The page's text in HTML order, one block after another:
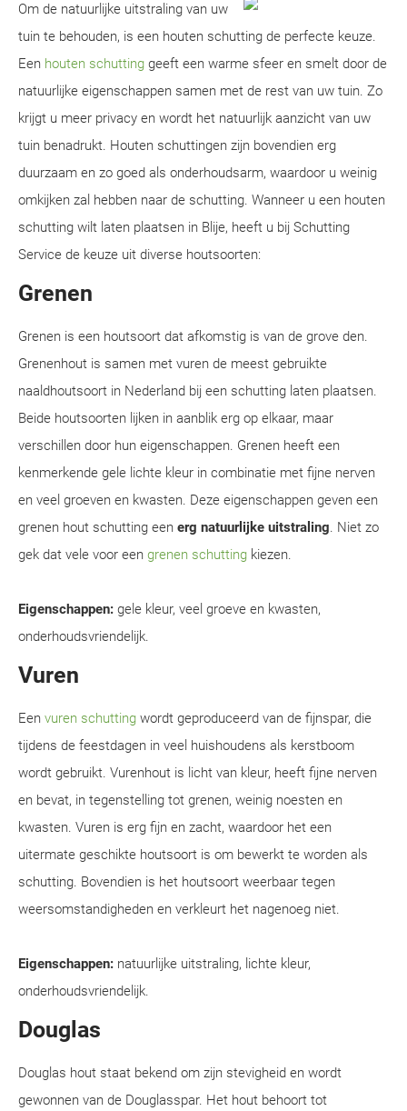
Om de natuurlijke uitstraling van uw
tuin te behouden, is een houten schutting de perfecte keuze.
Een houten schutting geeft een warme sfeer en smelt door de
natuurlijke eigenschappen samen met de rest van uw tuin. Zo
krijgt u meer privacy en wordt het natuurlijk aanzicht van uw
tuin benadrukt. Houten schuttingen zijn bovendien erg
duurzaam en zo goed als onderhoudsarm, waardoor u weinig
omkijken zal hebben naar de schutting. Wanneer u een houten
schutting wilt laten plaatsen in Blije, heeft u bij Schutting
Service de keuze uit diverse houtsoorten:
Grenen
Grenen is een houtsoort dat afkomstig is van de grove den.
Grenenhout is samen met vuren de meest gebruikte
naaldhoutsoort in Nederland bij een schutting laten plaatsen.
Beide houtsoorten lijken in aanblik erg op elkaar, maar
verschillen door hun eigenschappen. Grenen heeft een
kenmerkende gele lichte kleur in combinatie met fijne nerven
en veel groeven en kwasten. Deze eigenschappen geven een
grenen hout schutting een erg natuurlijke uitstraling. Niet zo
gek dat vele voor een grenen schutting kiezen.
Eigenschappen: gele kleur, veel groeve en kwasten,
onderhoudsvriendelijk.
Vuren
Een vuren schutting wordt geproduceerd van de fijnspar, die
tijdens de feestdagen in veel huishoudens als kerstboom
wordt gebruikt. Vurenhout is licht van kleur, heeft fijne nerven
en bevat, in tegenstelling tot grenen, weinig noesten en
kwasten. Vuren is erg fijn en zacht, waardoor het een
uitermate geschikte houtsoort is om bewerkt te worden als
schutting. Bovendien is het houtsoort weerbaar tegen
weersomstandigheden en verkleurt het nagenoeg niet.
Eigenschappen: natuurlijke uitstraling, lichte kleur,
onderhoudsvriendelijk.
Douglas
Douglas hout staat bekend om zijn stevigheid en wordt
gewonnen van de Douglasspar. Het hout behoort tot